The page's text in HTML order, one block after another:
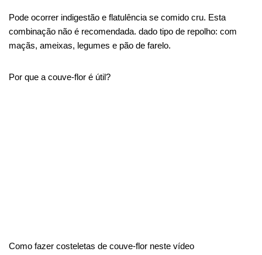
Pode ocorrer indigestão e flatulência se comido cru. Esta
combinação não é recomendada. dado tipo de repolho: com
maçãs, ameixas, legumes e pão de farelo.
Por que a couve-flor é útil?
Como fazer costeletas de couve-flor neste vídeo